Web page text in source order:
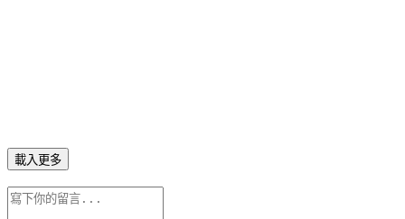
載入更多